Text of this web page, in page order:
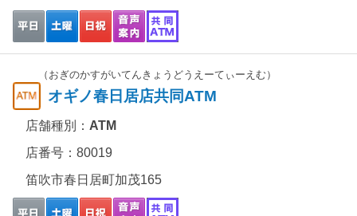
（おぎのかすがいてんきょうどうえーてぃーえむ）
オギノ春日居店共同ATM
店舗種別： ATM
店番号：80019
笛吹市春日居町加茂165